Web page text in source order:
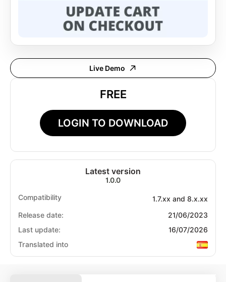
Live Demo
FREE
LOGIN TO DOWNLOAD
Latest version
1.0.0
Compatibility
1.7.xx and 8.x.xx
Release date:
21/06/2023
Last update:
16/07/2026
Translated into